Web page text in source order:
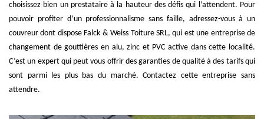
choisissez bien un prestataire à la hauteur des défis qui l’attendent. Pour
pouvoir profiter d’un professionnalisme sans faille, adressez-vous à un
couvreur dont dispose Falck & Weiss Toiture SRL, qui est une entreprise de
changement de gouttières en alu, zinc et PVC active dans cette localité.
C’est un expert qui peut vous offrir des garanties de qualité à des tarifs qui
sont parmi les plus bas du marché. Contactez cette entreprise sans
attendre.